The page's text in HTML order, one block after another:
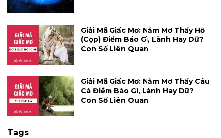
Giải Mã Giấc Mơ: Nằm Mơ Thấy Hổ
(cọp) Điềm Báo Gì, Lành Hay Dữ?
Con Số Liên Quan
Giải Mã Giấc Mơ: Nằm Mơ Thấy Câu
Cá Điềm Báo Gì, Lành Hay Dữ?
Con Số Liên Quan
Tags